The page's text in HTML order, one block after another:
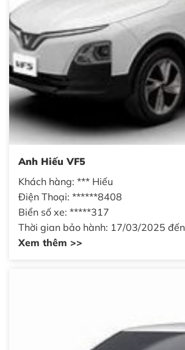
Anh Hiếu VF5
Khách hàng: *** Hiếu
Điện Thoại: ******8408
Biển số xe: *****317
Thời gian bảo hành: 17/03/2025
Xem thêm >>